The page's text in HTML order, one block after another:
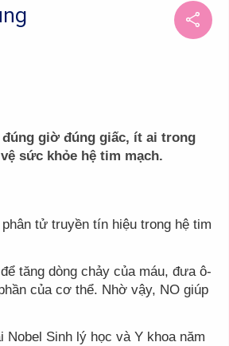
giờ đúng giấc, ít ai trong
sức khỏe hệ tim mạch.
tử truyền tín hiệu trong hệ tim
tăng dòng chảy của máu, đưa ô-
của cơ thể. Nhờ vậy, NO giúp
Sinh lý học và Y khoa năm